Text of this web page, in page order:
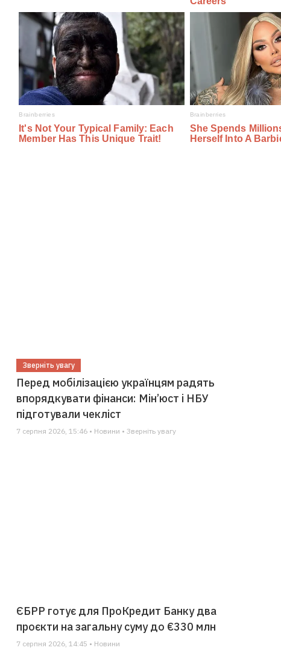
Зверніть увагу
Перед мобілізацією українцям радять
впорядкувати фінанси: Мін’юст і НБУ
підготували чекліст
7 серпня 2026, 15:46 • Новини • Зверніть увагу
ЄБРР готує для ПроКредит Банку два
проєкти на загальну суму до €330 млн
7 серпня 2026, 14:45 • Новини